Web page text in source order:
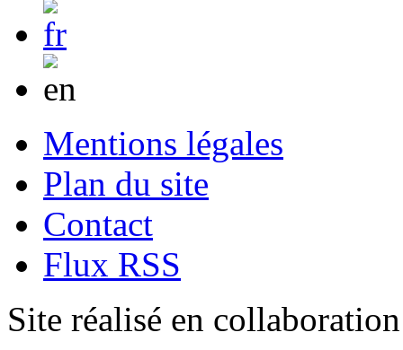
Mentions légales
Plan du site
Contact
Flux RSS
Site réalisé en